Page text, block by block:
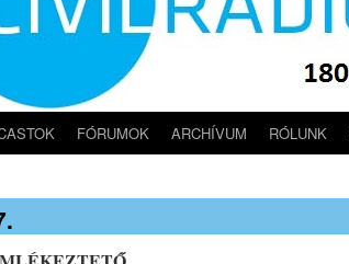
FÓRUMOK ARCHÍVUM RÓLUNK